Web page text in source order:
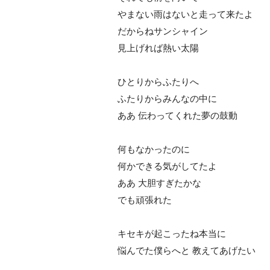
まない雨はないと走って来たよ
だからねサンシャイン
見上げれば熱い太陽
ひとりからふたりへ
ふたりからみんなの中に
ああ 伝わってくれた夢の鼓動
何もなかったのに
何かできる気がしてたよ
ああ 大胆すぎたかな
でも頑張れた
キセキが起こったね本当に
悩んでた僕らへと 教えてあげたい